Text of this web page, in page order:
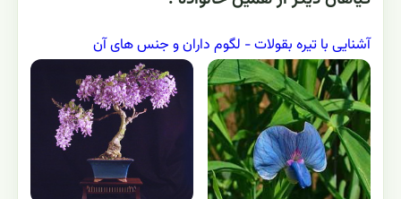
آشنایی با تیره بقولات - لگوم داران و جنس های آن